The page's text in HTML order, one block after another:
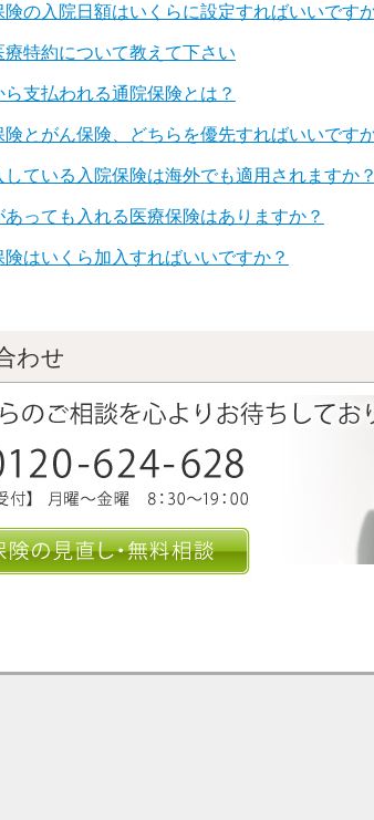
険の入院日額はいくらに設定すればいいです
療特約について教えて下さい
ら支払われる通院保険とは？
険とがん保険、どちらを優先すればいいです
している入院保険は海外でも適用されますか？
あっても入れる医療保険はありますか？
険はいくら加入すればいいですか？
わせ